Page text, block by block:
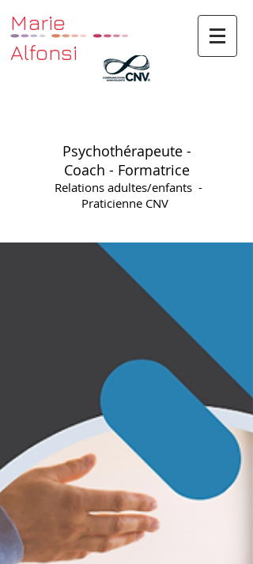
Marie
Alfonsi
Psychothérapeute -
Coach - Formatrice
Relations adultes/enfants -
Praticienne CNV